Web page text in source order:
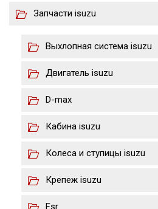
Запчасти isuzu
Выхлопная система isuzu
Двигатель isuzu
D-max
Кабина isuzu
Колеса и ступицы isuzu
Крепеж isuzu
Fsr